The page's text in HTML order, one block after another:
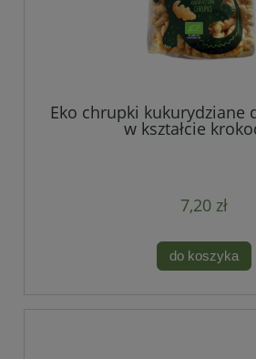
Eko chrupki kukurydziane
w kształcie
7,20 zł
do koszyka